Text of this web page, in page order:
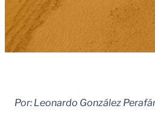
Por: Leonardo González